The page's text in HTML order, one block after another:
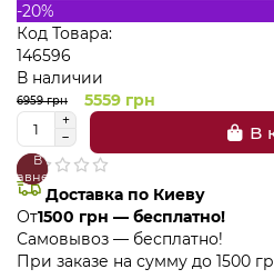
-20%
Код Товара:
146596
В наличии
6959 грн 5559 грн
В
В
закладки
В
сравнение
Доставка по Киеву
От1500 грн — бесплатно!
Самовывоз — бесплатно!
При заказе на сумму до 1500